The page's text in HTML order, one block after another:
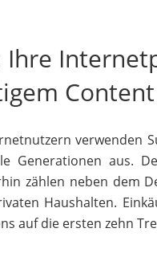
Ihre
Content
verwenden
Generationen aus.
zählen neben dem
Haushalten.
auf die ersten zehn